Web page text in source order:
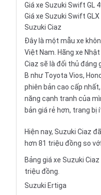
Giá xe Suzuki Swift GL
Giá xe Suzuki Swift
Suzuki Ciaz
Đây là một mẫu xe
Việt Nam. Hãng xe
Ciaz sẽ là đối thủ đáng
B như Toyota Vios,
phiên bản cao cấp
năng cạnh tranh của
bản giá rẻ hơn, trang bị
Hiện nay, Suzuki Ciaz
hơn 81 triệu đồng so
Bảng giá xe Suzuki
triệu đồng.
Suzuki Ertiga